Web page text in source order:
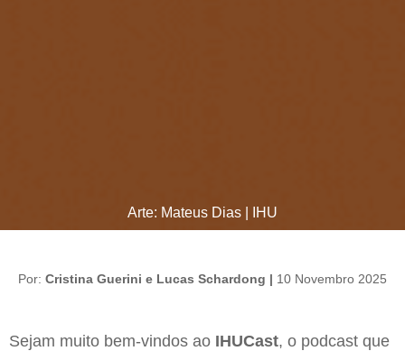
Arte: Mateus Dias | IHU
Por: Cristina Guerini e Lucas Schardong | 10 Novembro 2025
Sejam muito bem-vindos ao IHUCast, o podcast que